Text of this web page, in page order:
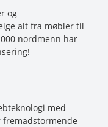
og
alt fra møbler til
nordmenn har
med
fremadstormende